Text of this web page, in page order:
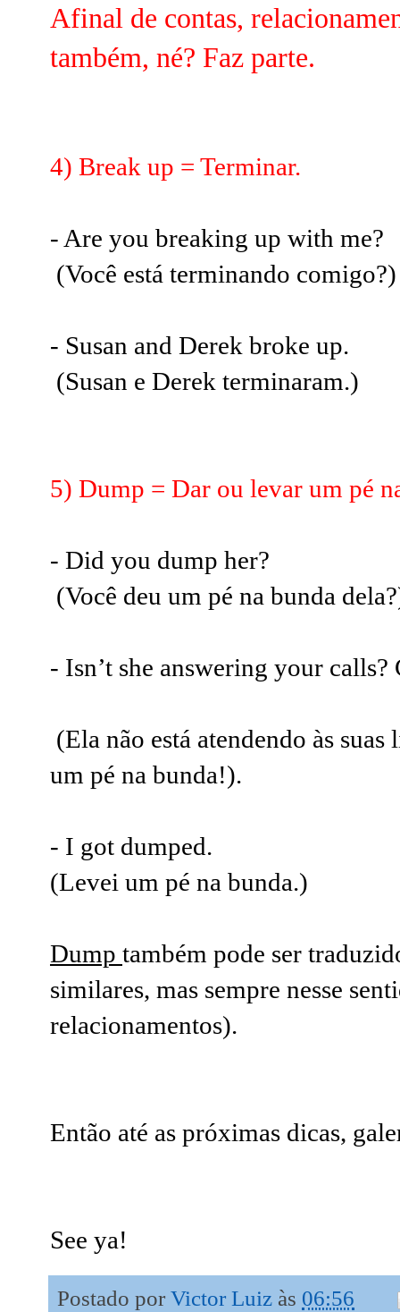
Afinal de contas,
também, né? Faz parte.
4) Break up = Terminar.
- Are you breaking up with me?
(Você está terminando comigo?)
- Susan and Derek broke up.
(Susan e Derek terminaram.)
5) Dump = Dar ou levar um pé
- Did you dump her?
(Você deu um pé na bunda
- Isn’t she answering your
(Ela não está atendendo às
um pé na bunda!).
- I got dumped.
(Levei um pé na bunda.)
Dump também pode ser
similares, mas sempre nesse
relacionamentos).
Então até as próximas dicas,
See ya!
Postado por Victor Luiz às 06:56